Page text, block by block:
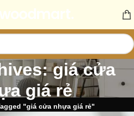
giá cửa
giá rẻ
"giá cửa nhựa giá rẻ"